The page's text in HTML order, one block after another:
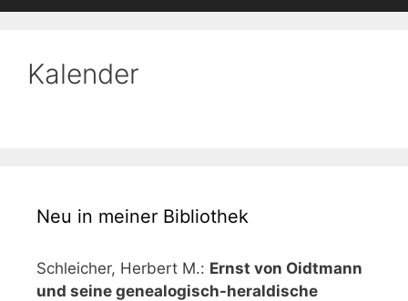
Kalender
Neu in meiner Bibliothek
Schleicher, Herbert M.: Ernst von Oidtmann
und seine genealogisch-heraldische